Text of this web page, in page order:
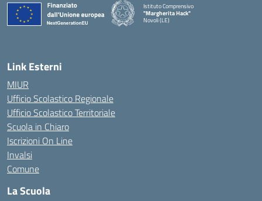
Istituto Comprensivo
"Margherita Hack"
Novoli (LE)
Link Esterni
MIUR
Ufficio Scolastico Regionale
Ufficio Scolastico Territoriale
Scuola in Chiaro
Iscrizioni On Line
Invalsi
Comune
La Scuola